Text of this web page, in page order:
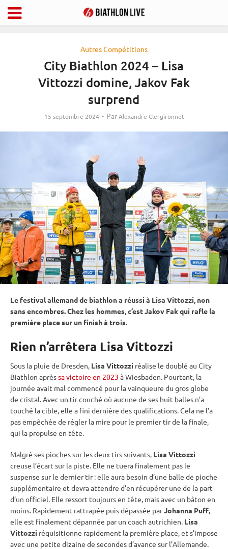
Autres Compétitions
City Biathlon 2024 – Lisa
Vittozzi domine, Jakov Fak
surprend
15 septembre 2024 ParAlexandre Clergironnet
Le festival allemand de biathlon a réussi à Lisa Vittozzi, non
sans encombres. Chez les hommes, c’est Jakov Fak qui rafle la
première place sur un finish à trois.
Rien n’arrêtera Lisa Vittozzi
Sous la pluie de Dresden, Lisa Vittozzi réalise le doublé au City
Biathlon aprèssa victoire en 2023 à Wiesbaden. Pourtant, la
journée avait mal commencé pour la vainqueure du grosglobe
de cristal. Avec un tircouché où aucune de ses huit balles n’a
touché lacible, elle a fini dernière des qualifications. Cela ne l’a
pas empêchée de régler la mire pour le premier tir de la finale,
qui la propulse en tête.
Malgré ses pioches sur les deux tirs suivants, Lisa Vittozzi
creuse l’écart sur la piste. Elle ne tuera finalement pas le
suspense sur le dernier tir : elle aura besoin d’une balle de pioche
supplémentaire et devra attendre d’en récupérer une de la part
d’un officiel. Elle ressort toujours en tête, mais avec un bâton en
moins. Rapidement rattrapée puis dépassée parJohanna Puff,
elle est finalement dépannée par un coach autrichien. Lisa
Vittozzi réquisitionne rapidement la première place, et s’impose
avec une petite dizaine de secondes d’avance sur l’Allemande.